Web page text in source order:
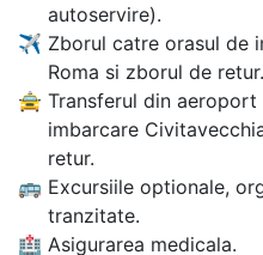
autoservire).
✈ Zborul catre orasul de
Roma si zborul de retur.
🚖 Transferul din
imbarcare
retur.
🚌 Excursiile optionale,
tranzitate.
🏥 Asigurarea medicala.